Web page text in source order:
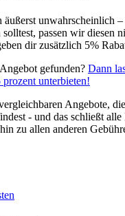
äußerst unwahrscheinlich
solltest, passen wir diesen
dir zusätzlich 5%
gefunden? Dann
unterbieten!
Angebote,
- und das schließt
zu allen anderen